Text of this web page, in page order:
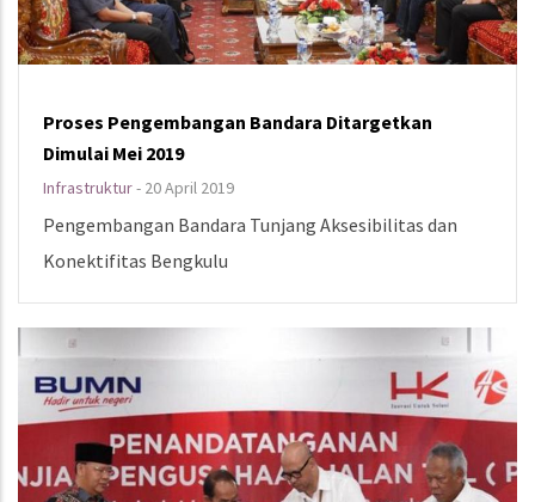
Proses Pengembangan Bandara Ditargetkan
Dimulai Mei 2019
Infrastruktur- 20 April 2019
Pengembangan Bandara Tunjang Aksesibilitas dan
Konektifitas Bengkulu